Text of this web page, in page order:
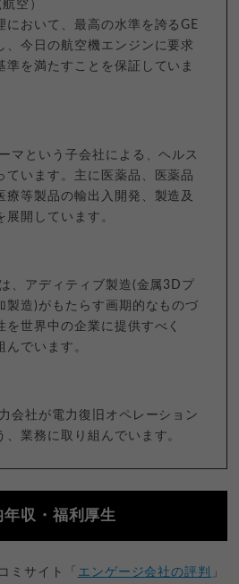
空）
において、最高の水準を誇るGE
、今日の航空機エンジンに要求
準を満たすことを保証していま
マという子会社による、ヘルス
ています。主に医薬品、医薬品
療等製品の輸出入開発、製造及
開しています。
、アディティブ製造(金属3Dプ
製造)がもたらす画期的なものづ
を世界中の企業に提供すべく
んでいます。
会社が電力復旧オペレーション
、業務に取り組んでいます。
収・福利厚生
ミサイト「 エンゲージ会社の評判
」